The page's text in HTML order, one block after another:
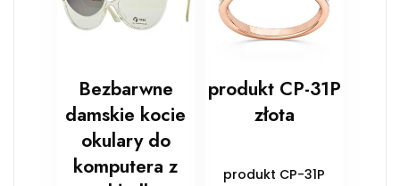
Bezbarwne
damskie kocie
okulary do
komputera z
produkt CP-31P
złota
produkt CP-31P